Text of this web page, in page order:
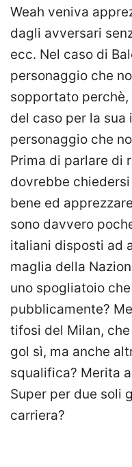
Weah veniva
dagli avversari
ecc. Nel caso di
personaggio che
sopportato
del caso per la
personaggio che
Prima di parlare di
dovrebbe
bene ed
sono davvero
italiani disposti ad
maglia della
uno spogliatoio
pubblicamente?
tifosi del Milan,
gol sì, ma anche
squalifica? Merita
Super per due soli
carriera?